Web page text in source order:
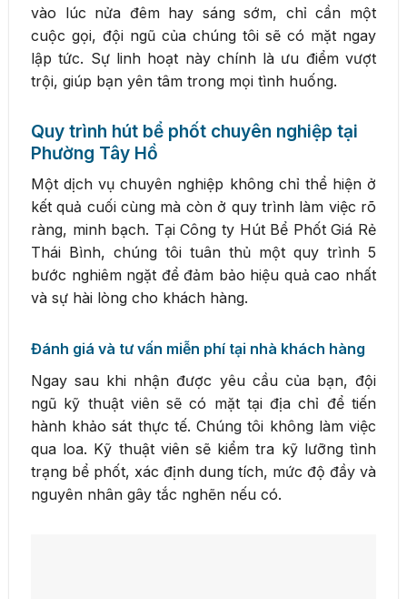
vào lúc nửa đêm hay sáng sớm, chỉ cần một
cuộc gọi, đội ngũ của chúng tôi sẽ có mặt ngay
lập tức. Sự linh hoạt này chính là ưu điểm vượt
trội, giúp bạn yên tâm trong mọi tình huống.
Quy trình hút bể phốt chuyên nghiệp tại
Phường Tây Hồ
Một dịch vụ chuyên nghiệp không chỉ thể hiện ở
kết quả cuối cùng mà còn ở quy trình làm việc rõ
ràng, minh bạch. Tại Công ty Hút Bể Phốt Giá Rẻ
Thái Bình, chúng tôi tuân thủ một quy trình 5
bước nghiêm ngặt để đảm bảo hiệu quả cao nhất
và sự hài lòng cho khách hàng.
Đánh giá và tư vấn miễn phí tại nhà khách hàng
Ngay sau khi nhận được yêu cầu của bạn, đội
ngũ kỹ thuật viên sẽ có mặt tại địa chỉ để tiến
hành khảo sát thực tế. Chúng tôi không làm việc
qua loa. Kỹ thuật viên sẽ kiểm tra kỹ lưỡng tình
trạng bể phốt, xác định dung tích, mức độ đầy và
nguyên nhân gây tắc nghẽn nếu có.